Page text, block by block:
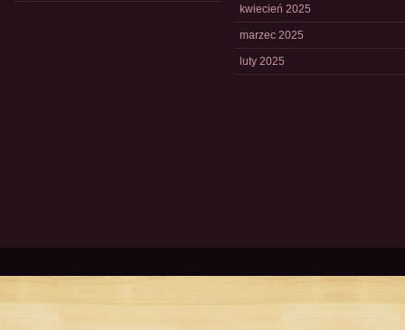
kwiecień 2025
marzec 2025
luty 2025